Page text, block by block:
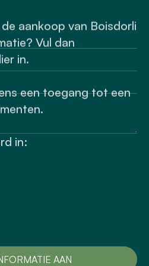
aankoop van Boisdorli
Vul dan
in.
een toegang tot een
in: